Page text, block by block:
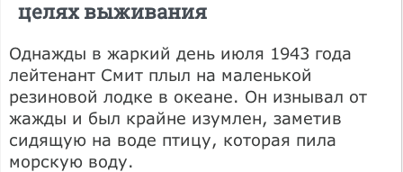
целях выживания
Однажды в жаркий день июля 1943 года
лейтенант Смит плыл на маленькой
резиновой лодке в океане. Он изнывал от
жажды и был крайне изумлен, заметив
сидящую на воде птицу, которая пила
морскую воду.